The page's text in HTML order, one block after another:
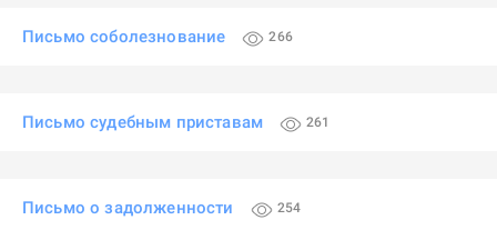
Письмо соболезнование 266
Письмо судебным приставам 261
Письмо о задолженности 254